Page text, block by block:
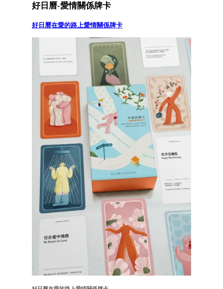
好日曆-愛情關係牌卡
好日曆在愛的路上愛情關係牌卡